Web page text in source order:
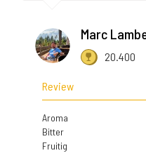
Marc
20.400
Review
Aroma
Bitter
Fruitig